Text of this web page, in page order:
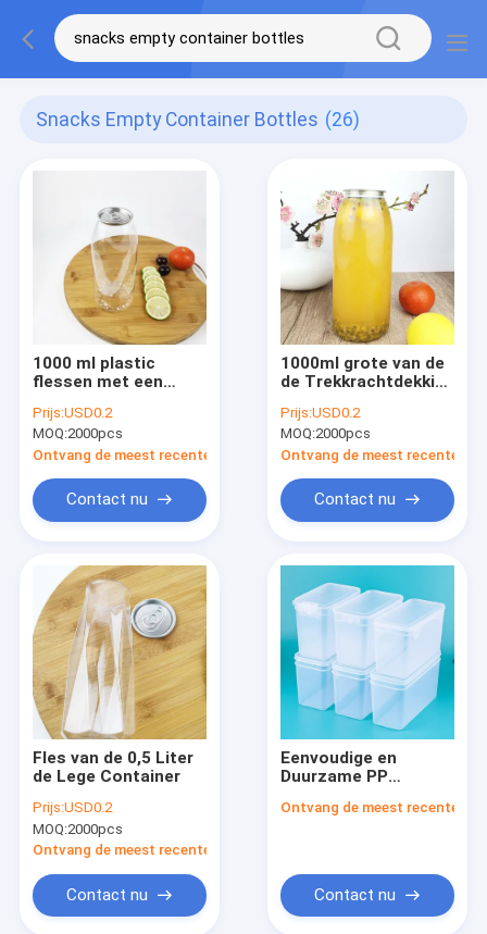
Snacks Empty Container Bottles (26)
1000 ml plastic
flessen met een
trekken deksel voor
thee, melk, sappen,
dranken
Prijs:USD0.2
MOQ:2000pcs
Ontvang de meest recente Prijs
Contact nu
1000ml grote van de
de Trekkrachtdekking
Containerflessen
Gemakkelijke de
Theemelk
Prijs:USD0.2
MOQ:2000pcs
Ontvang de meest recente
Contact nu
Fles van de 0,5 Liter
de Lege Container
Prijs:USD0.2
MOQ:2000pcs
Ontvang de meest recente Prijs
Contact nu
Eenvoudige en
Duurzame PP
Containerflessen
Ontvang de meest recente
Contact nu